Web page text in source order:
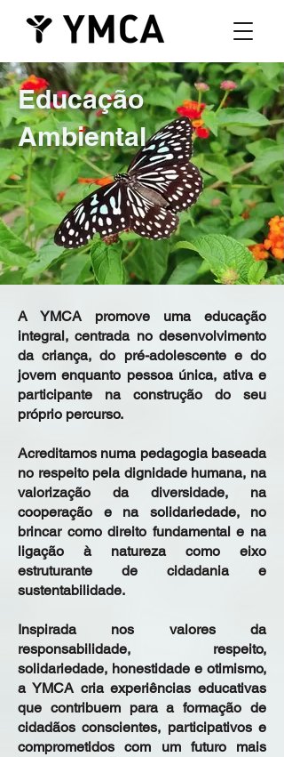
Educação
Ambiental
A YMCA promove uma educação
integral, centrada no desenvolvimento
da criança, do pré-adolescente e do
jovem enquanto pessoa única, ativa e
participante na construção do seu
próprio percurso.
Acreditamos numa pedagogia baseada
no respeito pela dignidade humana, na
valorização da diversidade, na
cooperação e na solidariedade, no
brincar como direito fundamental e na
ligação à natureza como eixo
estruturante de cidadania e
sustentabilidade.
Inspirada nos valores da
responsabilidade, respeito,
solidariedade, honestidade e otimismo,
a YMCA cria experiências educativas
que contribuem para a formação de
cidadãos conscientes, participativos e
comprometidos com um futuro mais